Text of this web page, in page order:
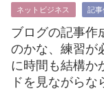
ネットビジネス 記事
ブログの記事作
のかな、練習が
に時間も結構か
ドを見ながら